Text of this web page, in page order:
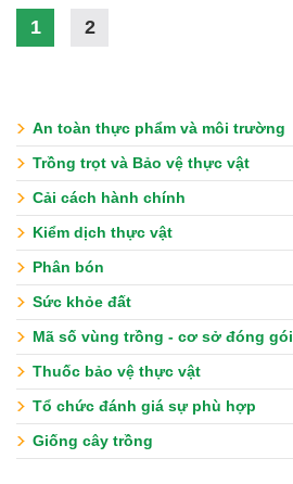
1 2
An toàn thực phẩm và môi trường
Trồng trọt và Bảo vệ thực vật
Cải cách hành chính
Kiểm dịch thực vật
Phân bón
Sức khỏe đất
Mã số vùng trồng - cơ sở đóng gói
Thuốc bảo vệ thực vật
Tổ chức đánh giá sự phù hợp
Giống cây trồng